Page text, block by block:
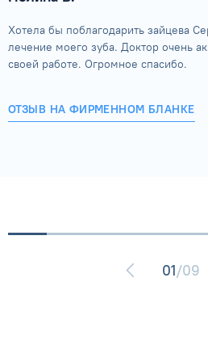
Хотела бы поблагодарить зайцева
лечение моего зуба. Доктор очень
своей работе. Огромное спасибо.
ОТЗЫВ НА ФИРМЕННОМ БЛАНКЕ
01/09